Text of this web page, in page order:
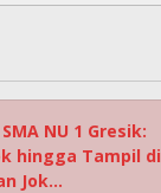
NU 1 Gresik:
hingga Tampil di
Jok…